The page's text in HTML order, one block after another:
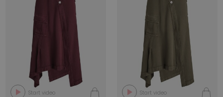
Start video Start video